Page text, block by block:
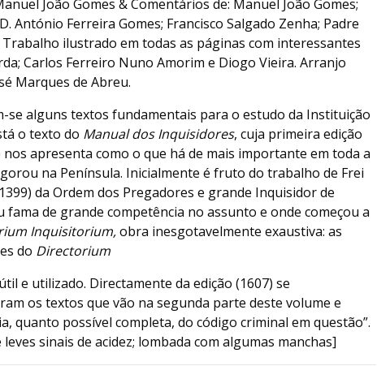
João Gomes & Comentários de: Manuel João Gomes;
António Ferreira Gomes; Francisco Salgado Zenha; Padre
Trabalho ilustrado em todas as páginas com interessantes
Carlos Ferreiro Nuno Amorim e Diogo Vieira. Arranjo
Marques de Abreu.
se alguns textos fundamentais para o estudo da Instituição
o texto do Manual dos Inquisidores, cuja primeira edição
nos apresenta como o que há de mais importante em toda a
na Península. Inicialmente é fruto do trabalho de Frei
da Ordem dos Pregadores e grande Inquisidor de
fama de grande competência no assunto e onde começou a
Inquisitorium,obra inesgotavelmente exaustiva: as
do Directorium
e utilizado. Directamente da edição (1607) se
os textos que vão na segunda parte deste volume e
quanto possível completa, do código criminal em questão”.
sinais de acidez; lombada com algumas manchas]